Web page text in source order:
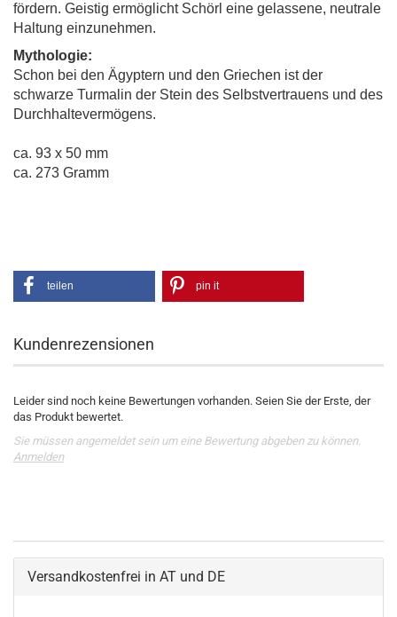
fördern. Geistig ermöglicht Schörl eine gelassene, neutrale
Haltung einzunehmen.
Mythologie:
Schon bei den Ägyptern und den Griechen ist der
schwarze Turmalin der Stein des Selbstvertrauens und des
Durchhaltevermögens.
ca. 93 x 50 mm
ca. 273 Gramm
teilen pin it
Kundenrezensionen
Leider sind noch keine Bewertungen vorhanden. Seien Sie der Erste, der
das Produkt bewertet.
Sie müssen angemeldet sein um eine Bewertung abgeben zu können.
Anmelden
Versandkostenfrei in AT und DE